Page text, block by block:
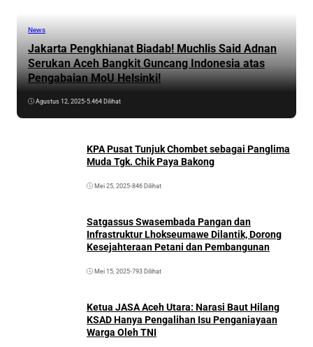
News
Jakarta Pengkhianat Biadab! Muchlis Said Adnan
Serukan Aceh Bangkit Guncang Indonesia atas
Pengabaian MoU Helsinki!
Agustus 12, 2025•5.464 Dilihat
KPA Pusat Tunjuk Chombet sebagai Panglima
Muda Tgk. Chik Paya Bakong
Mei 25, 2025•846 Dilihat
Satgassus Swasembada Pangan dan
Infrastruktur Lhokseumawe Dilantik, Dorong
Kesejahteraan Petani dan Pembangunan
Mei 15, 2025•793 Dilihat
Ketua JASA Aceh Utara: Narasi Baut Hilang
KSAD Hanya Pengalihan Isu Penganiayaan
Warga Oleh TNI